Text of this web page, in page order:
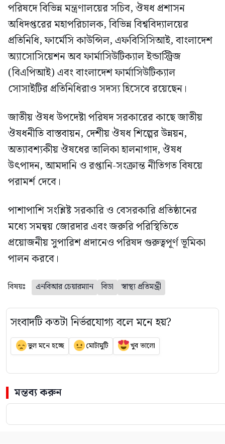
পরিষদে বিভিন্ন মন্ত্রণালয়ের সচিব, ঔষধ প্রশাসন
অধিদপ্তরের মহাপরিচালক, বিভিন্ন বিশ্ববিদ্যালয়ের
প্রতিনিধি, ফার্মেসি কাউন্সিল, এফবিসিসিআই, বাংলাদেশ
অ্যাসোসিয়েশন অব ফার্মাসিউটিক্যাল ইন্ডাস্ট্রিজ
(বিএপিআই) এবং বাংলাদেশ ফার্মাসিউটিক্যাল
সোসাইটির প্রতিনিধিরাও সদস্য হিসেবে রয়েছেন।
জাতীয় ঔষধ উপদেষ্টা পরিষদ সরকারের কাছে জাতীয়
ঔষধনীতি বাস্তবায়ন, দেশীয় ঔষধ শিল্পের উন্নয়ন,
অত্যাবশ্যকীয় ঔষধের তালিকা হালনাগাদ, ঔষধ
উৎপাদন, আমদানি ও রপ্তানি-সংক্রান্ত নীতিগত বিষয়ে
পরামর্শ দেবে।
পাশাপাশি সংশ্লিষ্ট সরকারি ও বেসরকারি প্রতিষ্ঠানের
মধ্যে সমন্বয় জোরদার এবং জরুরি পরিস্থিতিতে
প্রয়োজনীয় সুপারিশ প্রদানেও পরিষদ গুরুত্বপূর্ণ ভূমিকা
পালন করবে।
বিষয়ঃ এনবিআর চেয়ারম্যান বিডা স্বাস্থ্য প্রতিমন্ত্রী
সংবাদটি কতটা নির্ভরযোগ্য বলে মনে হয়?
ভুল মনে হচ্ছে মোটামুটি খুব ভালো
মন্তব্য করুন